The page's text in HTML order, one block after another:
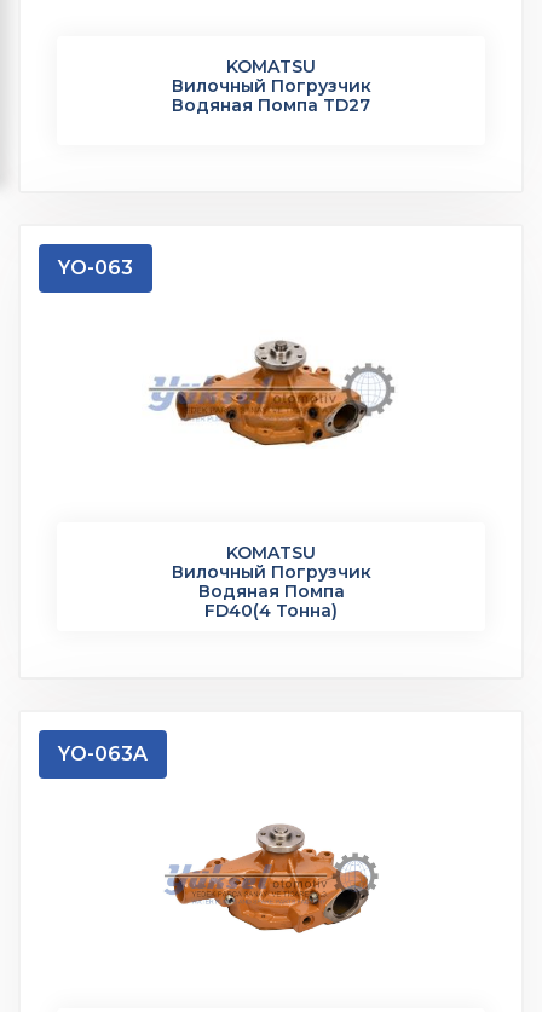
KOMATSU
Вилочный Погрузчик
Водяная Помпа TD27
KOMATSU
Вилочный Погрузчик
Водяная Помпа
FD40(4 Тонна)
YO-063
YO-063A